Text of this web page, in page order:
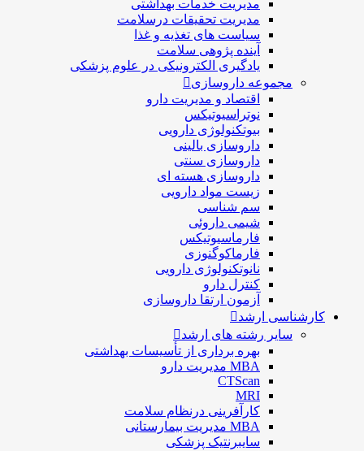
مدیریت خدمات بهداشتی
مدیریت تحقیقات درسلامت
سیاست های تغذیه و غذا
آینده پژوهی سلامت
یادگیری الکترونیکی در علوم پزشکی
مجموعه داروسازی
اقتصاد و مديريت دارو
نوتراسیوتیکس
بيوتكنولوژی دارویی
داروسازی بالينی
داروسازی سنتی
داروسازی هسته ای
زیست مواد دارویی
سم شناسی
شيمی داروئی
فارماسيوتيكس
فارماكوگنوزی
نانوتکنولوژی دارویی
كنترل دارو
آزمون ارتقا داروسازی
کارشناسی ارشد
سایر رشته های ارشد
بهره برداری از تأسیسات بهداشتی
MBA مدیریت دارو
CTScan
MRI
کارآفرینی درنظام سلامت
MBA مدیریت بیمارستانی
سایبرنتیک پزشکی